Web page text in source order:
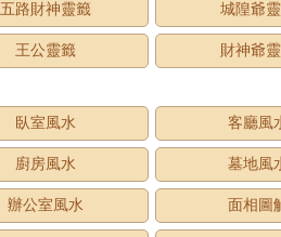
五路財神靈籤 城隍爺
王公靈籤 財神爺
臥室風水 客廳風
廚房風水 墓地風
辦公室風水 面相圖